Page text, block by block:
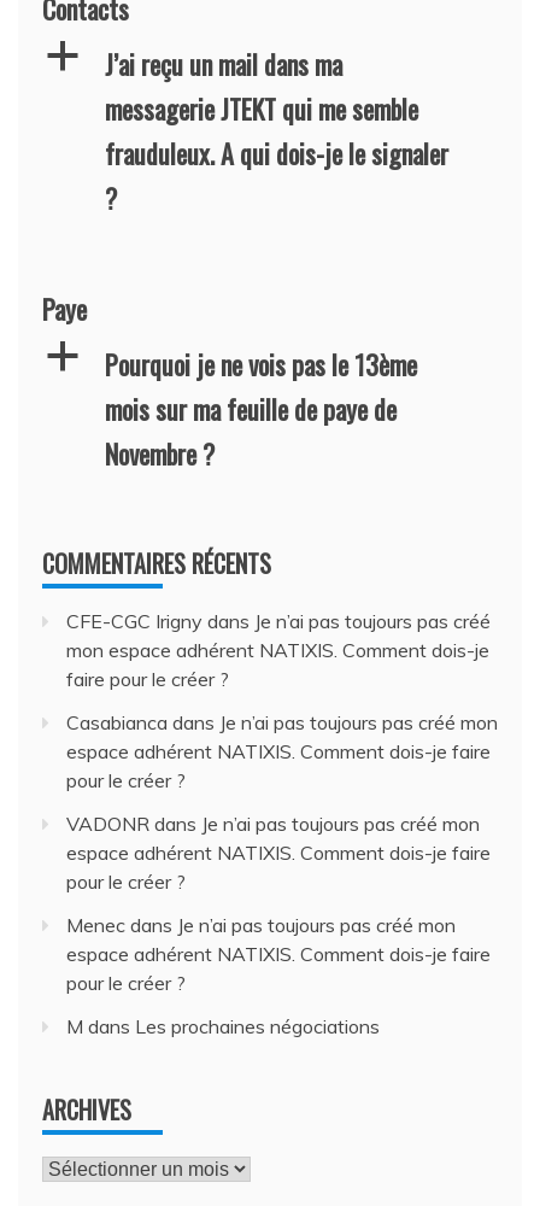
Contacts
a
J’ai reçu un mail dans ma
messagerie JTEKT qui me semble
frauduleux. A qui dois-je le signaler
?
Paye
a
Pourquoi je ne vois pas le 13ème
mois sur ma feuille de paye de
Novembre ?
COMMENTAIRES RÉCENTS
CFE-CGC Irigny dans Je n’ai pas toujours pas créé
mon espace adhérent NATIXIS. Comment dois-je
faire pour le créer ?
Casabianca dans Je n’ai pas toujours pas créé mon
espace adhérent NATIXIS. Comment dois-je faire
pour le créer ?
VADONR dans Je n’ai pas toujours pas créé mon
espace adhérent NATIXIS. Comment dois-je faire
pour le créer ?
Menec dans Je n’ai pas toujours pas créé mon
espace adhérent NATIXIS. Comment dois-je faire
pour le créer ?
M dans Les prochaines négociations
ARCHIVES
Archives